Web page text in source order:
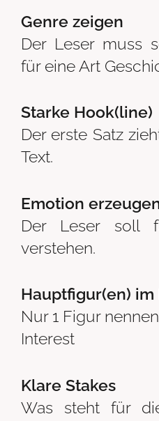
Genre zeigen
Der Leser muss
für eine Art
Starke Hook(line)
Der erste Satz
Text.
Emotion
Der Leser soll
verstehen.
Hauptfigur(en) im
Nur 1 Figur
Interest
Klare Stakes
Was steht für